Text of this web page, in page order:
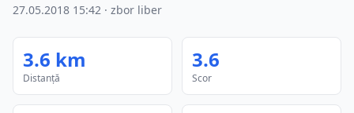
27.05.2018 15:42 · zbor liber
3.6 km
Distanță
3.6
Scor